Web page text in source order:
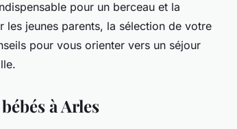
pour un berceau et la
les jeunes parents, la sélection de votre
pour vous orienter vers un séjour
à Arles